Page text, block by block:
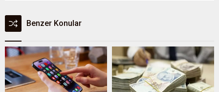
Benzer Konular